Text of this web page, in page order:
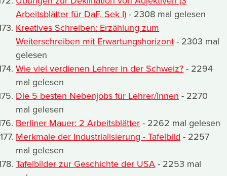
Arbeitsblätter für DaF, Sek I) - 2308 mal gelesen
Kreatives Schreiben: Erzählung zum
Weiterschreiben mit Erwartungshorizont - 2303 mal
gelesen
Wie viel verdienen Lehrer in der Schweiz? - 2294
mal gelesen
Die 5 besten Nebenjobs für Lehrer/innen - 2270
mal gelesen
Berliner Mauer: 2 Arbeitsblätter - 2262 mal gelesen
Merkmale der Industrialisierung - Tafelbild - 2257
mal gelesen
Tafelbilder zur Geschichte der USA - 2253 mal